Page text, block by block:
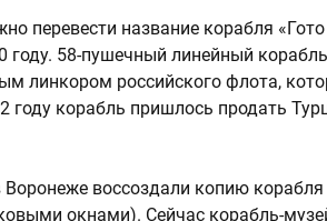
перевести название корабля
году. 58-пушечный линейный
линкором российского флота,
году корабль пришлось продать
воссоздали копию
окнами). Сейчас корабль-